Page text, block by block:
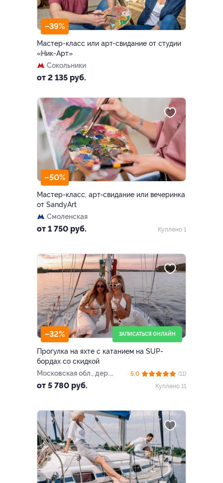
–39%
Мастер-класс или арт-свидание от студии
«Ник-Арт»
Сокольники
от 2 135 руб.
–50%
Мастер-класс, арт-свидание или вечеринка
от SandyArt
Смоленская
от 1 750 руб. Куплено 1
–32% ЗАПИСАТЬСЯ ОНЛАЙН
Прогулка на яхте с катанием на SUP-
бордах со скидкой
Московская обл., дер.
Болтино, Ореховая ул., вл. 2
от 5 780 руб.
5.0
(11)
Куплено 11